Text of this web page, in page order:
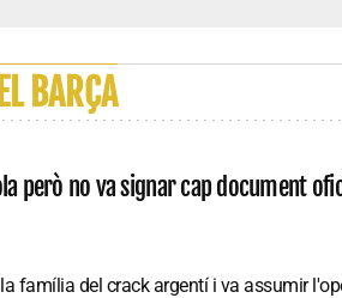
BARÇA
però no va signar cap document
família del crack argentí i va assumir